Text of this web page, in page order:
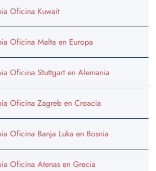
Oficina Kuwait
Oficina Malta en Europa
Oficina Stuttgart en Alemania
Oficina Zagreb en Croacia
Oficina Banja Luka en Bosnia
Oficina Atenas en Grecia